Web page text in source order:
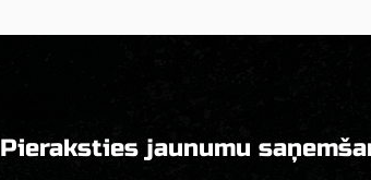
Pieraksties jaunumu